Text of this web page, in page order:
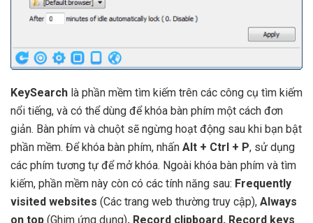
KeySearch là phần mềm tìm kiếm trên các công cụ tìm kiếm
nổi tiếng, và có thể dùng để khóa bàn phím một cách đơn
giản. Bàn phím và chuột sẽ ngừng hoạt động sau khi bạn bật
phần mềm. Để khóa bàn phím, nhấn Alt + Ctrl + P, sử dụng
các phím tương tự để mở khóa. Ngoài khóa bàn phím và tìm
kiếm, phần mềm này còn có các tính năng sau: Frequently
visited websites (Các trang web thường truy cập), Always
on top (Ghim ứng dụng), Record clipboard, Record keys